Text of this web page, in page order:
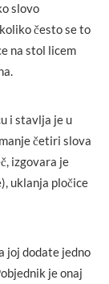
slovo
često se to
na stol licem
i stavlja je u
četiri slova
izgovara je
uklanja pločice
joj dodate jedno
je onaj